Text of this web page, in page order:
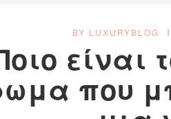
BY LUXURYBLOG
είναι
που